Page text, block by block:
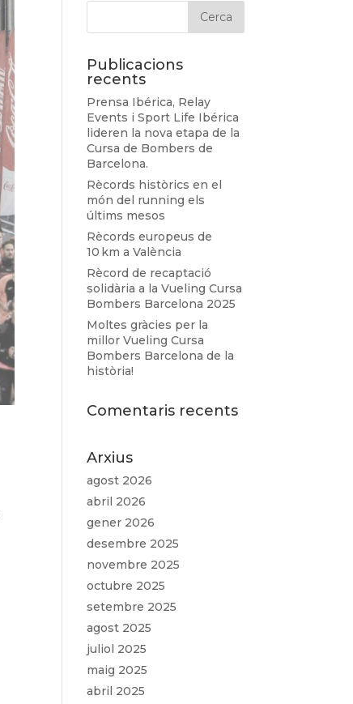
Publicacions
recents
Prensa Ibérica, Relay
Events i Sport Life Ibérica
lideren la nova etapa de la
Cursa de Bombers de
Barcelona.
Rècords històrics en el
món del running els
últims mesos
Rècords europeus de
10 km a València
Rècord de recaptació
solidària a la Vueling Cursa
Bombers Barcelona 2025
Moltes gràcies per la
millor Vueling Cursa
Bombers Barcelona de la
història!
Comentaris recents
Arxius
agost 2026
abril 2026
gener 2026
desembre 2025
novembre 2025
octubre 2025
setembre 2025
agost 2025
juliol 2025
maig 2025
abril 2025